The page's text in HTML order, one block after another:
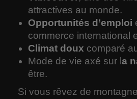
attractives au monde.
Opportunités d’emploi
commerce international
Climat doux comparé
Mode de vie axé sur l a
être.
Si vous rêvez de